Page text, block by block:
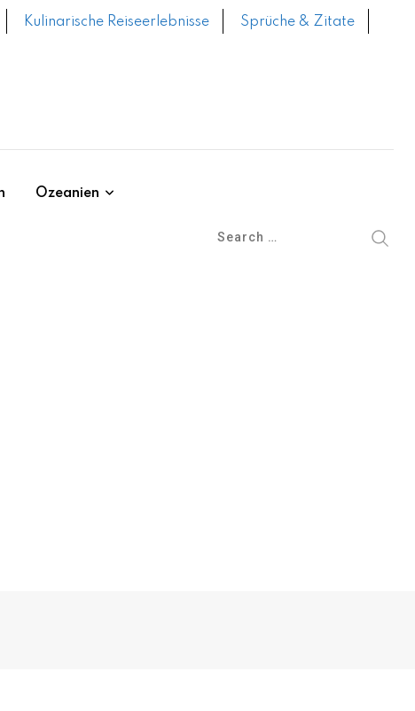
Kulinarische Reiseerlebnisse
Sprüche & Zitate
Ozeanien